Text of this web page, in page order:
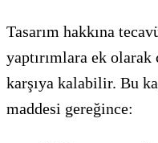
Tasarım hakkına
yaptırımlara ek olarak
karşıya kalabilir. Bu
maddesi gereğince: